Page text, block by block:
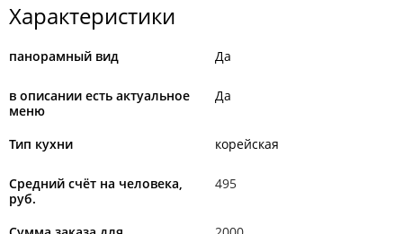
Характеристики
панорамный вид Да
в описании есть актуальное
меню
Да
Тип кухни корейская
Средний счёт на человека,
руб.
495